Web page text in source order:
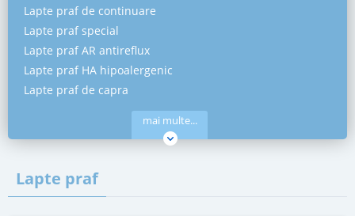
Lapte praf de continuare
Lapte praf special
Lapte praf AR antireflux
Lapte praf HA hipoalergenic
Lapte praf de capra
mai multe...
Lapte praf